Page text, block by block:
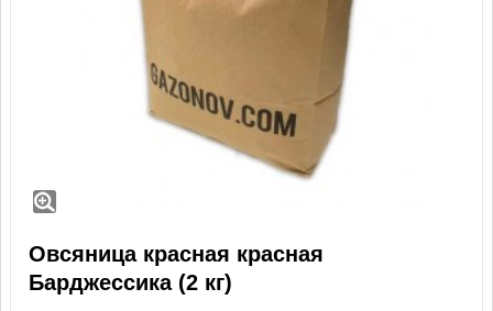
Овсяница красная красная
Барджессика (2 кг)